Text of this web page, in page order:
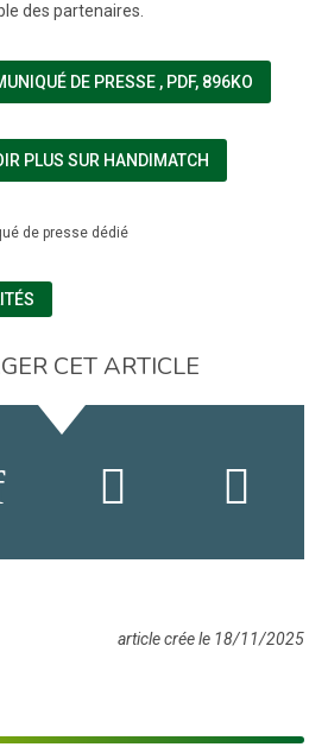
des partenaires.
DE PRESSE (NOUVELLE FENÊTRE)
, PDF, 896KO
PLUS SUR HANDIMATCH
de presse dédié
CET ARTICLE
article crée le 18/11/2025